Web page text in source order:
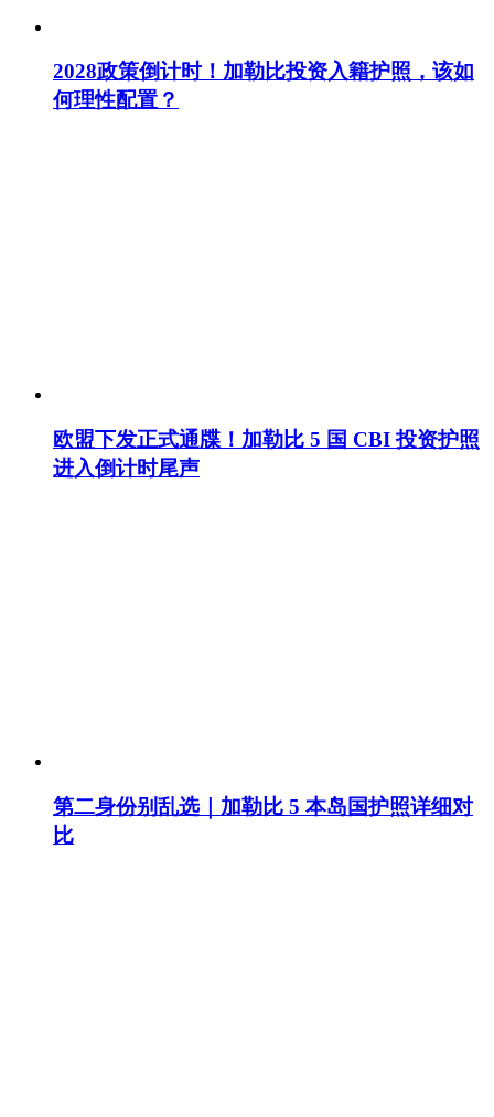
2028政策倒计时！加勒比投资入籍护照，该如
何理性配置？
欧盟下发正式通牒！加勒比 5 国 CBI 投资护照
进入倒计时尾声
第二身份别乱选｜加勒比 5 本岛国护照详细对
比